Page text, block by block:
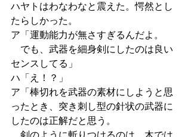
ハヤトはわなわなと震えた。愕然とし
たらしかった。
ア「運動能力が無さすぎるんだよ。
でも、武器を細身剣にしたのは良い
センスしてる」
ハ「え！？」
ア「棒切れを武器の素材にしようと思
ったとき、突き刺し型の針状の武器に
したのは正解だと思う。
剣のように斬りつけるのは、木では